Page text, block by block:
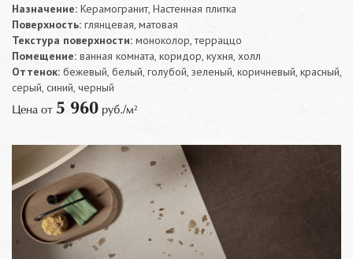
Назначение: Керамогранит, Настенная плитка
Поверхность: глянцевая, матовая
Текстура поверхности: моноколор, терраццо
Помещение: ванная комната, коридор, кухня, холл
Оттенок: бежевый, белый, голубой, зеленый, коричневый, красный,
серый, синий, черный
Цена от 5 960 руб./м²